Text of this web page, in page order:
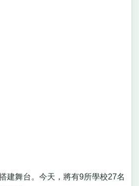
舞台。今天，將有9所學校27名